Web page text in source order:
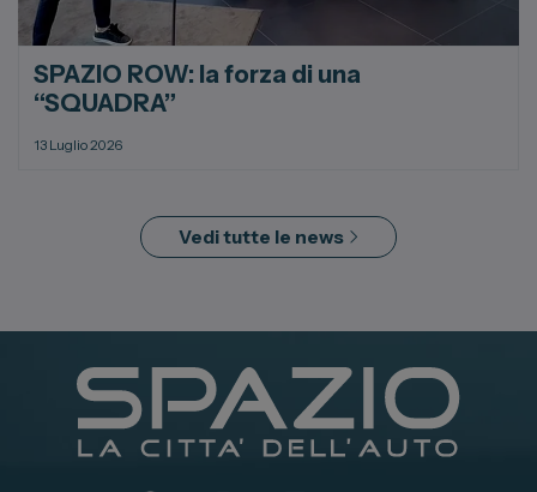
SPAZIO ROW: la forza di una
“SQUADRA”
13 Luglio 2026
Vedi tutte le news